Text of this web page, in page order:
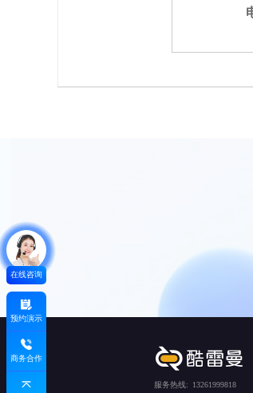
在线咨询
预约演示
商务合作
服务热线: 13261999818